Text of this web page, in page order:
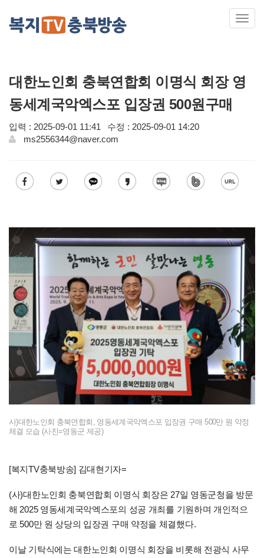
대한노인회 충북연합회 이명식 회장 영
동세계국악엑스포 입장권 500원구매
입력 : 2025-09-01 11:41
수정 : 2025-09-01 14:20
ms2556344@naver.com
사)대한노인회 충북연합회, 영동세계국악엑스포 입장권 구매 500만 원 약정
체결 모습 (사진=영동군 제공)
[복지TV충북방송] 김대현기자=
(사)대한노인회 충북연합회 이명식 회장은 27일 영동군청을 방문
해 2025 영동세계국악엑스포의 성공 개최를 기원하며 개인적으
로 500만 원 상당의 입장권 구매 약정을 체결했다.
이날 기탁식에는 대한노인회 이명식 회장을 비롯해 전광식 사무